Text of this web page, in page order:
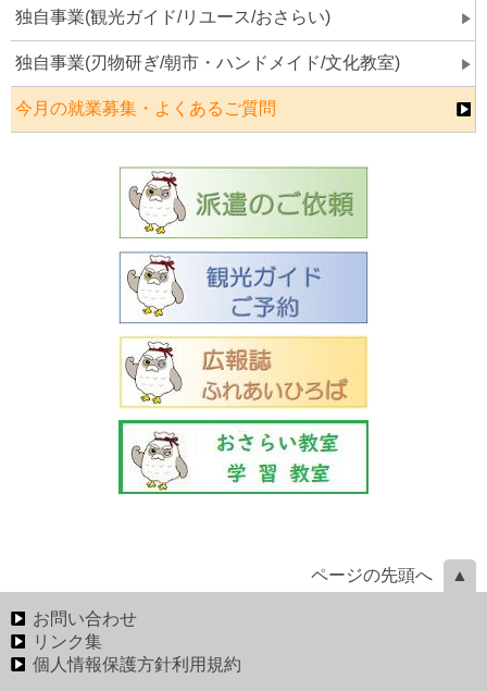
独自事業(観光ガイド/リユース/おさらい)
独自事業(刃物研ぎ/朝市・ハンドメイド/文化教室)
今月の就業募集・よくあるご質問
ページの先頭へ
お問い合わせ
リンク集
個人情報保護方針利用規約